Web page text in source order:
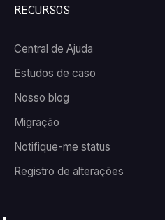
RECURSOS
Central de Ajuda
Estudos de caso
Nosso blog
Migração
Notifique-me status
Registro de alterações